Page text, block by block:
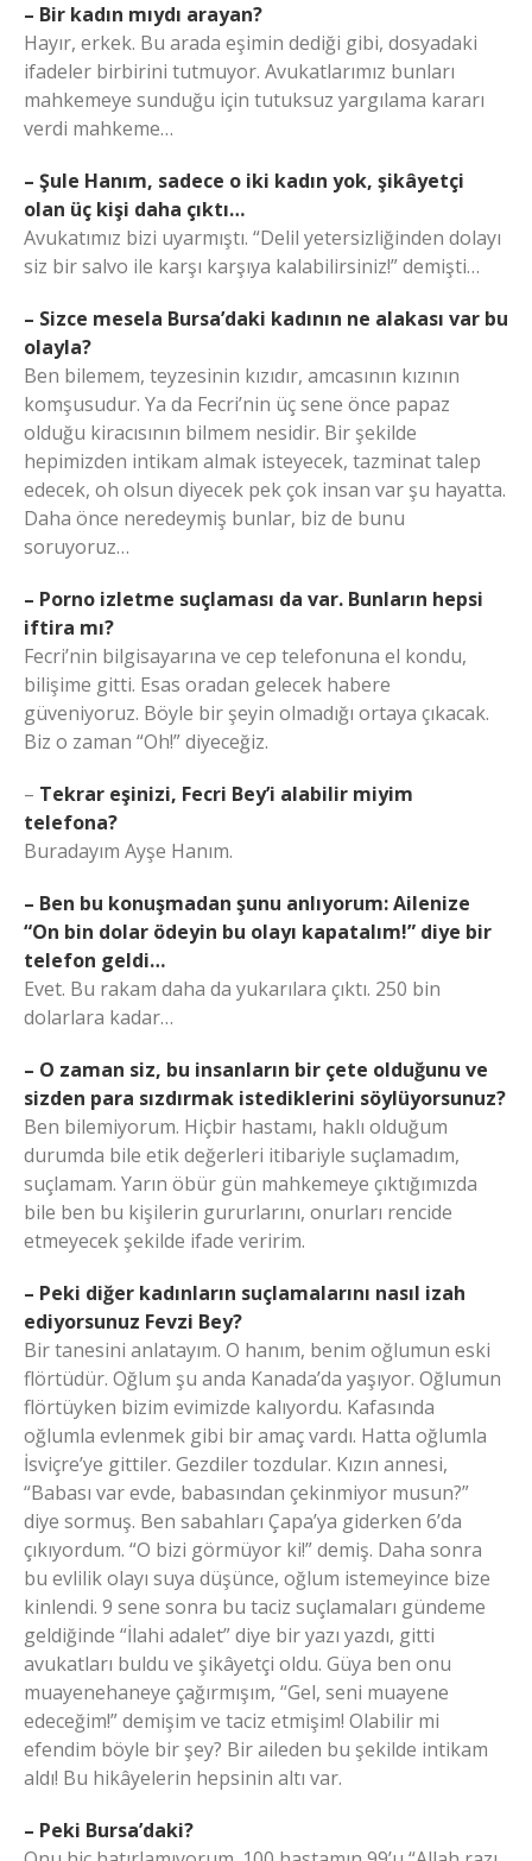
– Bir kadın mıydı arayan?
Hayır, erkek. Bu arada eşimin dediği gibi, dosyadaki
ifadeler birbirini tutmuyor. Avukatlarımız bunları
mahkemeye sunduğu için tutuksuz yargılama kararı
verdi mahkeme…
– Şule Hanım, sadece o iki kadın yok, şikâyetçi
olan üç kişi daha çıktı…
Avukatımız bizi uyarmıştı. “Delil yetersizliğinden dolayı
siz bir salvo ile karşı karşıya kalabilirsiniz!” demişti…
– Sizce mesela Bursa’daki kadının ne alakası var bu
olayla?
Ben bilemem, teyzesinin kızıdır, amcasının kızının
komşusudur. Ya da Fecri’nin üç sene önce papaz
olduğu kiracısının bilmem nesidir. Bir şekilde
hepimizden intikam almak isteyecek, tazminat talep
edecek, oh olsun diyecek pek çok insan var şu hayatta.
Daha önce neredeymiş bunlar, biz de bunu
soruyoruz…
– Porno izletme suçlaması da var. Bunların hepsi
iftira mı?
Fecri’nin bilgisayarına ve cep telefonuna el kondu,
bilişime gitti. Esas oradan gelecek habere
güveniyoruz. Böyle bir şeyin olmadığı ortaya çıkacak.
Biz o zaman “Oh!” diyeceğiz.
– Tekrar eşinizi, Fecri Bey’i alabilir miyim
telefona?
Buradayım Ayşe Hanım.
– Ben bu konuşmadan şunu anlıyorum: Ailenize
“On bin dolar ödeyin bu olayı kapatalım!” diye bir
telefon geldi…
Evet. Bu rakam daha da yukarılara çıktı. 250 bin
dolarlara kadar…
– O zaman siz, bu insanların bir çete olduğunu ve
sizden para sızdırmak istediklerini söylüyorsunuz?
Ben bilemiyorum. Hiçbir hastamı, haklı olduğum
durumda bile etik değerleri itibariyle suçlamadım,
suçlamam. Yarın öbür gün mahkemeye çıktığımızda
bile ben bu kişilerin gururlarını, onurları rencide
etmeyecek şekilde ifade veririm.
– Peki diğer kadınların suçlamalarını nasıl izah
ediyorsunuz Fevzi Bey?
Bir tanesini anlatayım. O hanım, benim oğlumun eski
flörtüdür. Oğlum şu anda Kanada’da yaşıyor. Oğlumun
flörtüyken bizim evimizde kalıyordu. Kafasında
oğlumla evlenmek gibi bir amaç vardı. Hatta oğlumla
İsviçre’ye gittiler. Gezdiler tozdular. Kızın annesi,
“Babası var evde, babasından çekinmiyor musun?”
diye sormuş. Ben sabahları Çapa’ya giderken 6’da
çıkıyordum. “O bizi görmüyor ki!” demiş. Daha sonra
bu evlilik olayı suya düşünce, oğlum istemeyince bize
kinlendi. 9 sene sonra bu taciz suçlamaları gündeme
geldiğinde “İlahi adalet” diye bir yazı yazdı, gitti
avukatları buldu ve şikâyetçi oldu. Güya ben onu
muayenehaneye çağırmışım, “Gel, seni muayene
edeceğim!” demişim ve taciz etmişim! Olabilir mi
efendim böyle bir şey? Bir aileden bu şekilde intikam
aldı! Bu hikâyelerin hepsinin altı var.
– Peki Bursa’daki?